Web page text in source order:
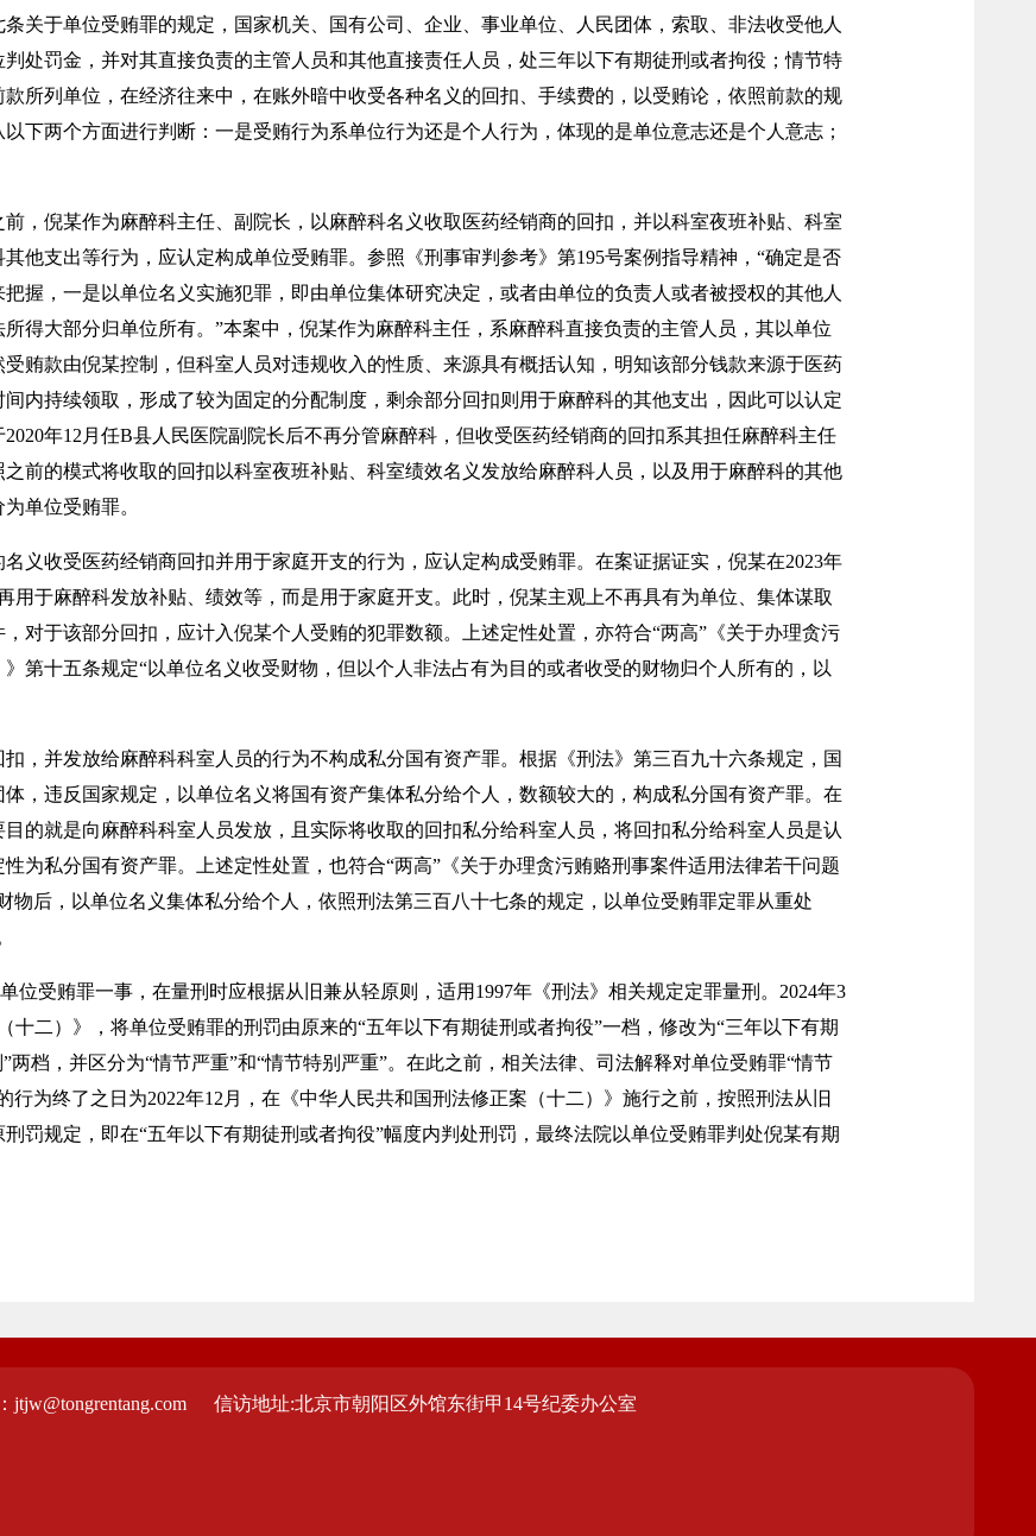
关于单位受贿罪的规定，国家机关、国有公司、企业、事业单位、人民团体，索取、非法收受他人
处罚金，并对其直接负责的主管人员和其他直接责任人员，处三年以下有期徒刑或者拘役；情节特
所列单位，在经济往来中，在账外暗中收受各种名义的回扣、手续费的，以受贿论，依照前款的规
下两个方面进行判断：一是受贿行为系单位行为还是个人行为，体现的是单位意志还是个人意志；
，倪某作为麻醉科主任、副院长，以麻醉科名义收取医药经销商的回扣，并以科室夜班补贴、科室
他支出等行为，应认定构成单位受贿罪。参照《刑事审判参考》第195号案例指导精神，“确定是否
握，一是以单位名义实施犯罪，即由单位集体研究决定，或者由单位的负责人或者被授权的其他人
得大部分归单位所有。”本案中，倪某作为麻醉科主任，系麻醉科直接负责的主管人员，其以单位
贿款由倪某控制，但科室人员对违规收入的性质、来源具有概括认知，明知该部分钱款来源于医药
内持续领取，形成了较为固定的分配制度，剩余部分回扣则用于麻醉科的其他支出，因此可以认定
年12月任B县人民医院副院长后不再分管麻醉科，但收受医药经销商的回扣系其担任麻醉科主任
前的模式将收取的回扣以科室夜班补贴、科室绩效名义发放给麻醉科人员，以及用于麻醉科的其他
单位受贿罪。
义收受医药经销商回扣并用于家庭开支的行为，应认定构成受贿罪。在案证据证实，倪某在2023年
用于麻醉科发放补贴、绩效等，而是用于家庭开支。此时，倪某主观上不再具有为单位、集体谋取
对于该部分回扣，应计入倪某个人受贿的犯罪数额。上述定性处置，亦符合“两高”《关于办理贪污
第十五条规定“以单位名义收受财物，但以个人非法占有为目的或者收受的财物归个人所有的，以
，并发放给麻醉科科室人员的行为不构成私分国有资产罪。根据《刑法》第三百九十六条规定，国
，违反国家规定，以单位名义将国有资产集体私分给个人，数额较大的，构成私分国有资产罪。在
的就是向麻醉科科室人员发放，且实际将收取的回扣私分给科室人员，将回扣私分给科室人员是认
为私分国有资产罪。上述定性处置，也符合“两高”《关于办理贪污贿赂刑事案件适用法律若干问题
物后，以单位名义集体私分给个人，依照刑法第三百八十七条的规定，以单位受贿罪定罪从重处
位受贿罪一事，在量刑时应根据从旧兼从轻原则，适用1997年《刑法》相关规定定罪量刑。2024年3
十二）》，将单位受贿罪的刑罚由原来的“五年以下有期徒刑或者拘役”一档，修改为“三年以下有期
两档，并区分为“情节严重”和“情节特别严重”。在此之前，相关法律、司法解释对单位受贿罪“情节
行为终了之日为2022年12月，在《中华人民共和国刑法修正案（十二）》施行之前，按照刑法从旧
罚规定，即在“五年以下有期徒刑或者拘役”幅度内判处刑罚，最终法院以单位受贿罪判处倪某有期
jtjw@tongrentang.com
信访地址:北京市朝阳区外馆东街甲14号纪委办公室